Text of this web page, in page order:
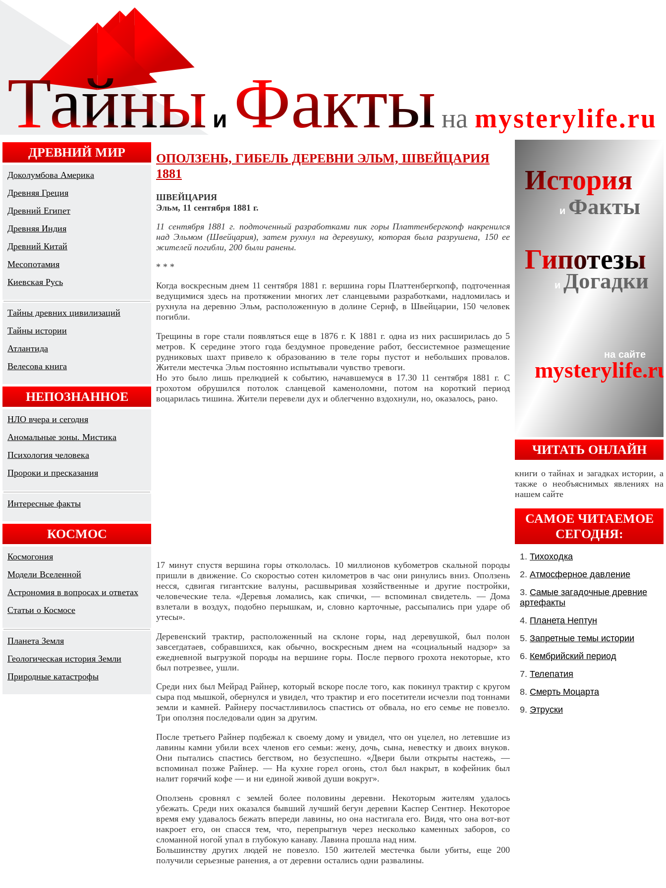
ДРЕВНИЙ МИР
Доколумбова Америка
Древняя Греция
Древний Египет
Древняя Индия
Древний Китай
Месопотамия
Киевская Русь
Тайны древних цивилизаций
Тайны истории
Атлантида
Велесова книга
НЕПОЗНАННОЕ
НЛО вчера и сегодня
Аномальные зоны. Мистика
Психология человека
Пророки и пресказания
Интересные факты
КОСМОС
Космогония
Модели Вселенной
Астрономия в вопросах и ответах
Cтатьи о Космосе
Планета Земля
Геологическая история Земли
Природные катастрофы
ОПОЛЗЕНЬ, ГИБЕЛЬ ДЕРЕВНИ ЭЛЬМ, ШВЕЙЦАРИЯ
1881
ШВЕЙЦАРИЯ
Эльм, 11 сентября 1881 г.
11 сентября 1881 г. подточенный разработками пик горы Платтенбергкопф накренился
над Эльмом (Швейцария), затем рухнул на деревушку, которая была разрушена, 150 ее
жителей погибли, 200 были ранены.
* * *
Когда воскресным днем 11 сентября 1881 г. вершина горы Платтенбергкопф, подточенная
ведущимися здесь на протяжении многих лет сланцевыми разработками, надломилась и
рухнула на деревню Эльм, расположенную в долине Сернф, в Швейцарии, 150 человек
погибли.
Трещины в горе стали появляться еще в 1876 г. К 1881 г. одна из них расширилась до 5
метров. К середине этого года бездумное проведение работ, бессистемное размещение
рудниковых шахт привело к образованию в теле горы пустот и небольших провалов.
Жители местечка Эльм постоянно испытывали чувство тревоги.
Но это было лишь прелюдией к событию, начавшемуся в 17.30 11 сентября 1881 г. С
грохотом обрушился потолок сланцевой каменоломни, потом на короткий период
воцарилась тишина. Жители перевели дух и облегченно вздохнули, но, оказалось, рано.
17 минут спустя вершина горы откололась. 10 миллионов кубометров скальной породы
пришли в движение. Со скоростью сотен километров в час они ринулись вниз. Оползень
несся, сдвигая гигантские валуны, расшвыривая хозяйственные и другие постройки,
человеческие тела. «Деревья ломались, как спички, — вспоминал свидетель. — Дома
взлетали в воздух, подобно перышкам, и, словно карточные, рассыпались при ударе об
утесы».
Деревенский трактир, расположенный на склоне горы, над деревушкой, был полон
завсегдатаев, собравшихся, как обычно, воскресным днем на «социальный надзор» за
ежедневной выгрузкой породы на вершине горы. После первого грохота некоторые, кто
был потрезвее, ушли.
Среди них был Мейрад Райнер, который вскоре после того, как покинул трактир с кругом
сыра под мышкой, обернулся и увидел, что трактир и его посетители исчезли под тоннами
земли и камней. Райнеру посчастливилось спастись от обвала, но его семье не повезло.
Три оползня последовали один за другим.
После третьего Райнер подбежал к своему дому и увидел, что он уцелел, но летевшие из
лавины камни убили всех членов его семьи: жену, дочь, сына, невестку и двоих внуков.
Они пытались спастись бегством, но безуспешно. «Двери были открыты настежь, —
вспоминал позже Райнер. — На кухне горел огонь, стол был накрыт, в кофейник был
налит горячий кофе — и ни единой живой души вокруг».
Оползень сровнял с землей более половины деревни. Некоторым жителям удалось
убежать. Среди них оказался бывший лучший бегун деревни Каспер Сентнер. Некоторое
время ему удавалось бежать впереди лавины, но она настигала его. Видя, что она вот-вот
накроет его, он спасся тем, что, перепрыгнув через несколько каменных заборов, со
сломанной ногой упал в глубокую канаву. Лавина прошла над ним.
Большинству других людей не повезло. 150 жителей местечка были убиты, еще 200
получили серьезные ранения, а от деревни остались одни развалины.
ЧИТАТЬ ОНЛАЙН
книги о тайнах и загадках истории, а
также о необъяснимых явлениях на
нашем сайте
САМОЕ ЧИТАЕМОЕ
СЕГОДНЯ:
Тихоходка
Атмосферное давление
Самые загадочные древние
артефакты
Планета Нептун
Запретные темы истории
Кембрийский период
Телепатия
Смерть Моцарта
Этруски